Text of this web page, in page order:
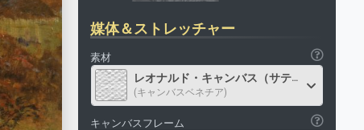
媒体＆ストレッチャー
素材
レオナルド・キャンバス（サテン）
(キャンバスベネチア)
キャンバスフレーム